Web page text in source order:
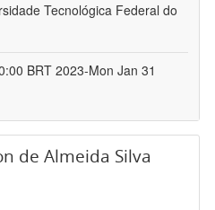
Tecnológica Federal do
BRT 2023-Mon Jan 31
de Almeida Silva